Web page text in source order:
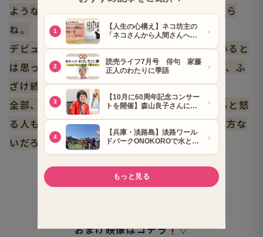
ような内容なら舞台でやる必要はありませんから
ね。
デビューの時に45年後も、ものまねを続けていると
は思っていませんでした。ありがたいですよね、ふ
ざけ続けて45年。
全部、人のヒット曲ですからね。65歳にもなると怒
る人もいなくなりました。コロッケだったら仕方な
いだろって思ってくれてますからね」
コロッケさんからの
爆笑ものまねメッセージ＆
おまけ映像はコチラ
▽